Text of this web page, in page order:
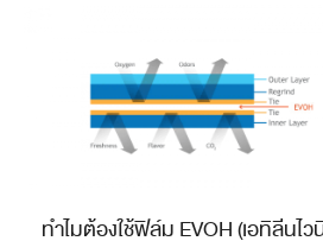
ทำไมต้องใช้ฟิล์ม EVOH (เอทิลีนไ